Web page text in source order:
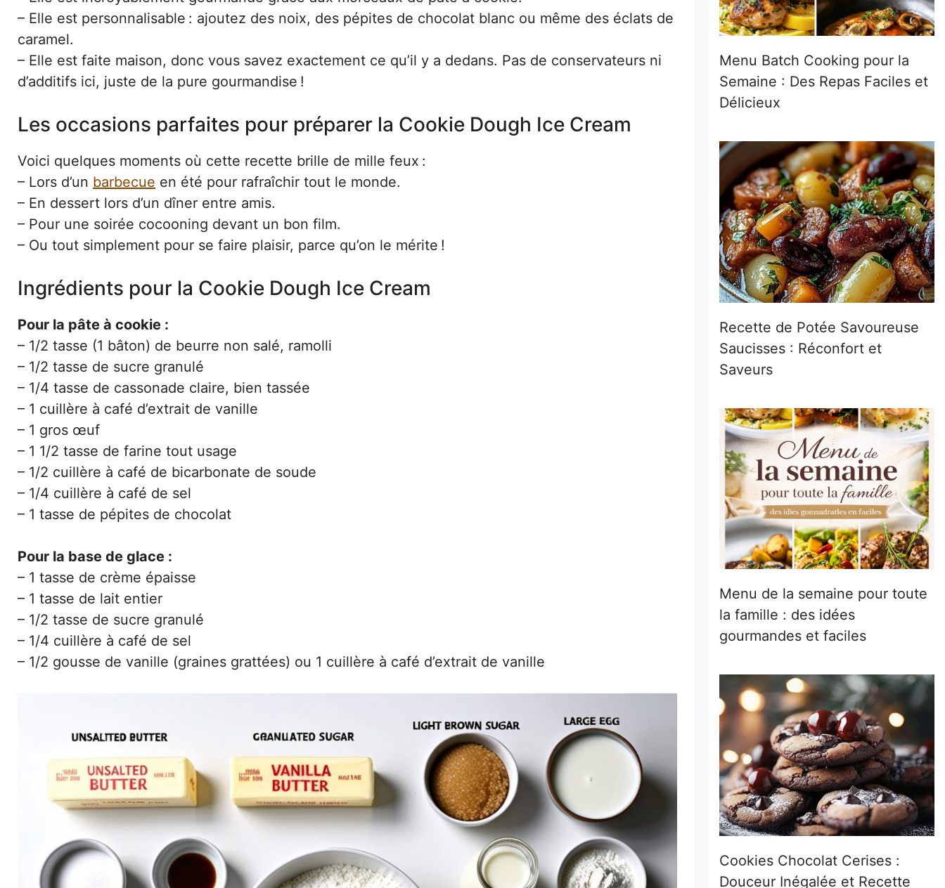
– Elle est personnalisable : ajoutez des noix, des pépites de chocolat blanc ou même des éclats de
caramel.
– Elle est faite maison, donc vous savez exactement ce qu’il y a dedans. Pas de conservateurs ni
d’additifs ici, juste de la pure gourmandise !
Les occasions parfaites pour préparer la Cookie Dough Ice Cream
Voici quelques moments où cette recette brille de mille feux :
– Lors d’un barbecue en été pour rafraîchir tout le monde.
– En dessert lors d’un dîner entre amis.
– Pour une soirée cocooning devant un bon film.
– Ou tout simplement pour se faire plaisir, parce qu’on le mérite !
Ingrédients pour la Cookie Dough Ice Cream
Pour la pâte à cookie :
– 1/2 tasse (1 bâton) de beurre non salé, ramolli
– 1/2 tasse de sucre granulé
– 1/4 tasse de cassonade claire, bien tassée
– 1 cuillère à café d’extrait de vanille
– 1 gros œuf
– 1 1/2 tasse de farine tout usage
– 1/2 cuillère à café de bicarbonate de soude
– 1/4 cuillère à café de sel
– 1 tasse de pépites de chocolat
Pour la base de glace :
– 1 tasse de crème épaisse
– 1 tasse de lait entier
– 1/2 tasse de sucre granulé
– 1/4 cuillère à café de sel
– 1/2 gousse de vanille (graines grattées) ou 1 cuillère à café d’extrait de vanille
Menu Batch Cooking pour la
Semaine : Des Repas Faciles et
Délicieux
Recette de Potée Savoureuse
Saucisses : Réconfort et
Saveurs
Menu de la semaine pour toute
la famille : des idées
gourmandes et faciles
Cookies Chocolat Cerises :
Douceur Inégalée et Recette